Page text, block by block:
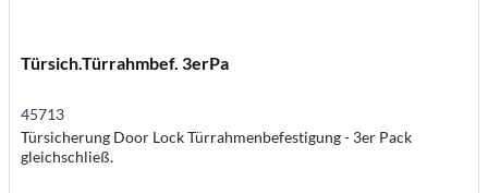
Türsich.Türrahmbef. 3erPa
45713
Türsicherung Door Lock Türrahmenbefestigung - 3er Pack
gleichschließ.